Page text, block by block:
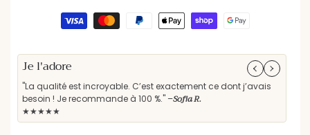
interactive
interactive
Je l'adore
"La qualité est incroyable. C’est exactement ce dont j’avais
besoin ! Je recommande à 100 %." –Sofia R.
★★★★★